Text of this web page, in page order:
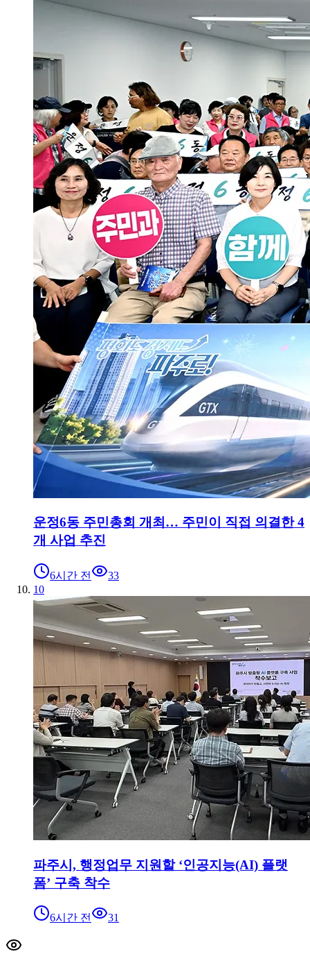
운정6동 주민총회 개최… 주민이 직접 의결한 4
개 사업 추진
6시간 전
33
10
파주시, 행정업무 지원할 ‘인공지능(AI) 플랫
폼’ 구축 착수
6시간 전 31